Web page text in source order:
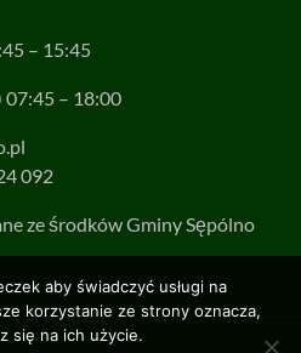
– 15:45
07:45 – 18:00
092
ze środków Gminy Sępólno
aby świadczyć usługi na
korzystanie ze strony oznacza,
się na ich użycie.